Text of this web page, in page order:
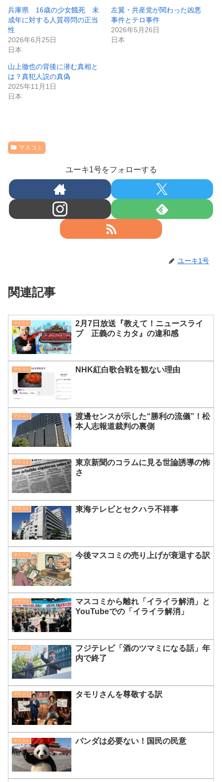
兵庫県 16歳の少女餓死 未
成年に対する人質尋問の正当
性
2026年6月25日
日本
左翼・共産党が関わった凶悪
事件とテロ事件
2026年5月26日
日本
山上徹也の背後に潜む真相と
は？真犯人説の真偽
2025年11月1日
日本
マスコミ
ユーキ1号をフォローする
ユーキ1号
関連記事
マスコミ
2月7日放送『教えて！ニュースライ
ブ 正義のミカタ』の違和感
マスコミ NHK紅白歌合戦を観ない理由
マスコミ
渡邊センスが示した“勝利の流儀”！松
本人志報道裁判の裏側
マスコミ
東京新聞のコラムに見る世論誘導の怖
さ
マスコミ 東海テレビとセクハラ不祥事
マスコミ 今後マスコミの売り上げが衰退する訳
マスコミ
マスコミから離れ「イライラ解消」と
YouTubeでの「イライラ解消」
マスコミ
フジテレビ「酒のツマミになる話」年
内で終了
マスコミ タモリさんを尊敬する訳
マスコミ パンダは必要ない！国民の民意